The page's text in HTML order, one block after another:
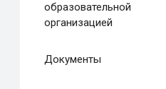
образовательной
организацией
Документы